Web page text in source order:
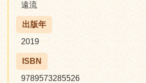
遠流
出版年
2019
ISBN
9789573285526